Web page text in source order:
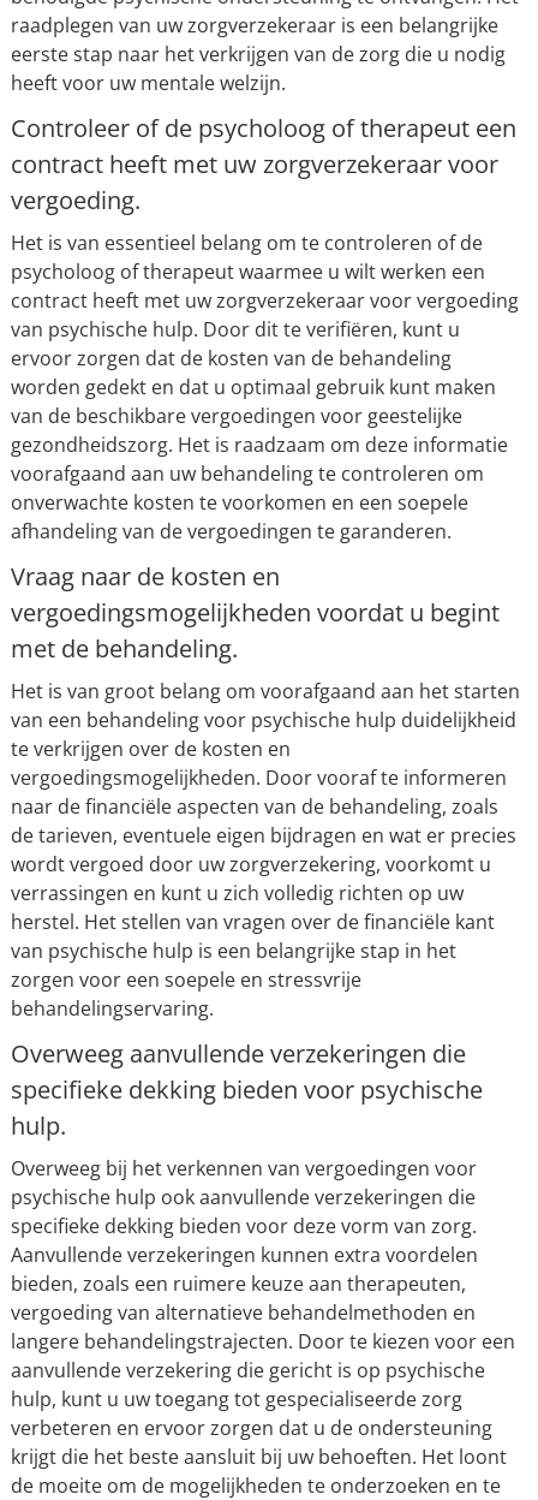
raadplegen van uw zorgverzekeraar is een belangrijke
eerste stap naar het verkrijgen van de zorg die u nodig
heeft voor uw mentale welzijn.
Controleer of de psycholoog of therapeut een
contract heeft met uw zorgverzekeraar voor
vergoeding.
Het is van essentieel belang om te controleren of de
psycholoog of therapeut waarmee u wilt werken een
contract heeft met uw zorgverzekeraar voor vergoeding
van psychische hulp. Door dit te verifiëren, kunt u
ervoor zorgen dat de kosten van de behandeling
worden gedekt en dat u optimaal gebruik kunt maken
van de beschikbare vergoedingen voor geestelijke
gezondheidszorg. Het is raadzaam om deze informatie
voorafgaand aan uw behandeling te controleren om
onverwachte kosten te voorkomen en een soepele
afhandeling van de vergoedingen te garanderen.
Vraag naar de kosten en
vergoedingsmogelijkheden voordat u begint
met de behandeling.
Het is van groot belang om voorafgaand aan het starten
van een behandeling voor psychische hulp duidelijkheid
te verkrijgen over de kosten en
vergoedingsmogelijkheden. Door vooraf te informeren
naar de financiële aspecten van de behandeling, zoals
de tarieven, eventuele eigen bijdragen en wat er precies
wordt vergoed door uw zorgverzekering, voorkomt u
verrassingen en kunt u zich volledig richten op uw
herstel. Het stellen van vragen over de financiële kant
van psychische hulp is een belangrijke stap in het
zorgen voor een soepele en stressvrije
behandelingservaring.
Overweeg aanvullende verzekeringen die
specifieke dekking bieden voor psychische
hulp.
Overweeg bij het verkennen van vergoedingen voor
psychische hulp ook aanvullende verzekeringen die
specifieke dekking bieden voor deze vorm van zorg.
Aanvullende verzekeringen kunnen extra voordelen
bieden, zoals een ruimere keuze aan therapeuten,
vergoeding van alternatieve behandelmethoden en
langere behandelingstrajecten. Door te kiezen voor een
aanvullende verzekering die gericht is op psychische
hulp, kunt u uw toegang tot gespecialiseerde zorg
verbeteren en ervoor zorgen dat u de ondersteuning
krijgt die het beste aansluit bij uw behoeften. Het loont
de moeite om de mogelijkheden te onderzoeken en te